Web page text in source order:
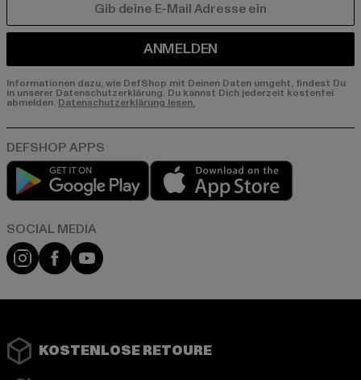
ANMELDEN
Informationen dazu, wie DefShop mit Deinen Daten umgeht, findest Du
in unserer Datenschutzerklärung. Du kannst Dich jederzeit kostenfei
abmelden. Datenschutzerklärung lesen.
Play market
Instagram
FacebookYouTube
KOSTENLOSE RETOURE